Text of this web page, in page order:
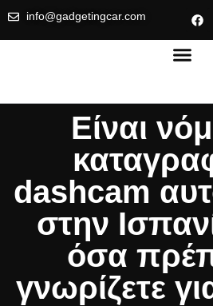
info@gadgetingcar.com
Είναι
dashcam
στην
όσα
γνωρίζετε